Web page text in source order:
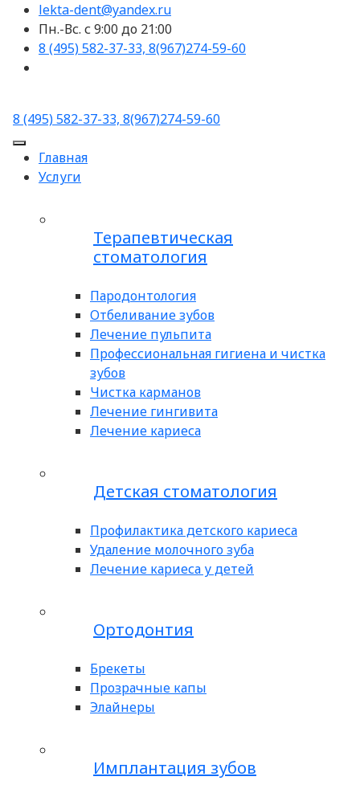
lekta-dent@yandex.ru
Пн.-Вс. с 9:00 до 21:00
8 (495) 582-37-33, 8(967)274-59-60
8 (495) 582-37-33, 8(967)274-59-60
Главная
Услуги
Терапевтическая
стоматология
Пародонтология
Отбеливание зубов
Лечение пульпита
Профессиональная гигиена и чистка
зубов
Чистка карманов
Лечение гингивита
Лечение кариеса
Детская стоматология
Профилактика детского кариеса
Удаление молочного зуба
Лечение кариеса у детей
Ортодонтия
Брекеты
Прозрачные капы
Элайнеры
Имплантация зубов